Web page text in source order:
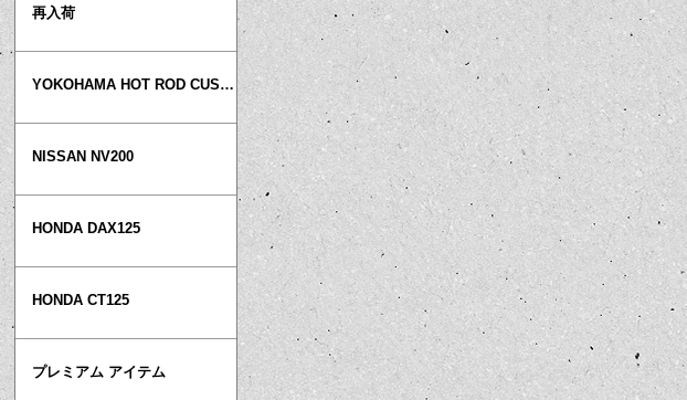
再入荷
YOKOHAMA HOT ROD CUSTOM SHOW
NISSAN NV200
HONDA DAX125
HONDA CT125
プレミアム アイテム